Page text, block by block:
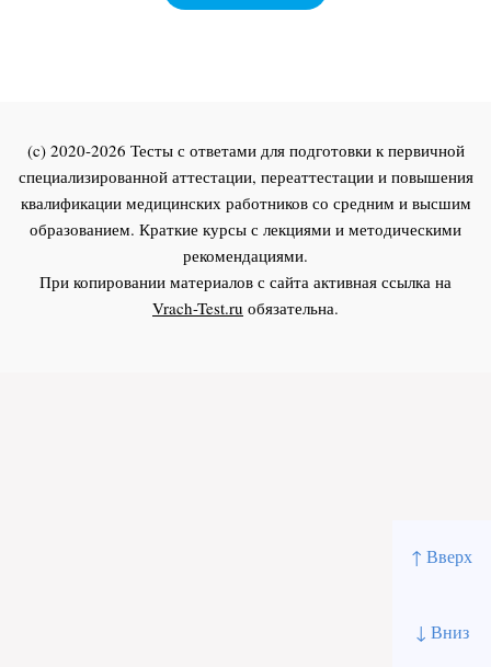
↑ Вверх
↓ Вниз
(c) 2020-2026 Тесты с ответами для подготовки к первичной
специализированной аттестации, переаттестации и повышения
квалификации медицинских работников со средним и высшим
образованием. Краткие курсы с лекциями и методическими
рекомендациями.
При копировании материалов с сайта активная ссылка на
Vrach-Test.ru обязательна.